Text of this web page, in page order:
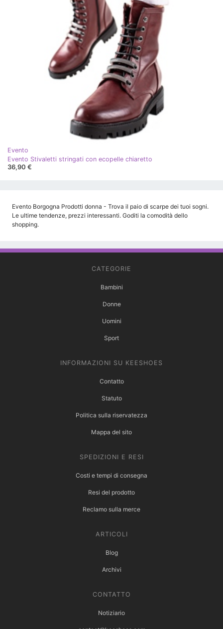
Evento
Evento Stivaletti stringati con ecopelle chiaretto
36,90 €
Evento Borgogna Prodotti donna - Trova il paio di scarpe dei tuoi sogni.
Le ultime tendenze, prezzi interessanti. Goditi la comodità dello
shopping.
CATEGORIE
Bambini
Donne
Uomini
Sport
INFORMAZIONI SU KEESHOES
Contatto
Statuto
Politica sulla riservatezza
Mappa del sito
SPEDIZIONI E RESI
Costi e tempi di consegna
Resi del prodotto
Reclamo sulla merce
ARTICOLI
Blog
Archivi
CONTATTO
Notiziario